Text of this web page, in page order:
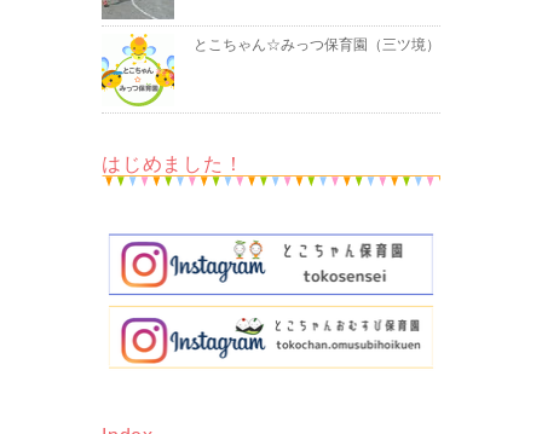
とこちゃん☆みっつ保育園（三ツ境）
はじめました！